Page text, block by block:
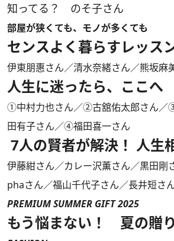
知ってる？ のそ子さん
部屋が狭くても、モノが多くても
センスよく暮らすレッス
伊東朋惠さん／清水奈緒さん／熊坂麻
人生に迷ったら、ここへ
①中村力也さん／②古舘佑太郎さん／
田有子さん／④福田喜一さん
7人の賢者が解決！ 人生
伊藤紺さん／カレー沢薫さん／黒田剛
phaさん／福山千代子さん／長井短さ
PREMIUM SUMMER GIFT 2025
もう悩まない！ 夏の贈